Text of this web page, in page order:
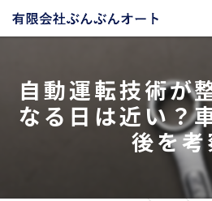
自動運転技術が
なる日は近い？
後を